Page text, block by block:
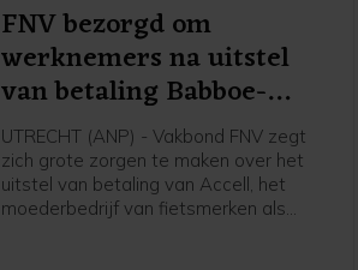
FNV bezorgd om
werknemers na uitstel
van betaling Babboe-
moeder
UTRECHT (ANP) - Vakbond FNV zegt
zich grote zorgen te maken over het
uitstel van betaling van Accell, het
moederbedrijf van fietsmerken als